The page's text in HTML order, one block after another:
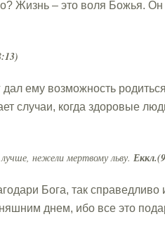
Жизнь – это воля Божья.
ему возможность
случаи, когда здоровые
нежели мертвому льву.
Бога, так справедливо
днем, ибо все это